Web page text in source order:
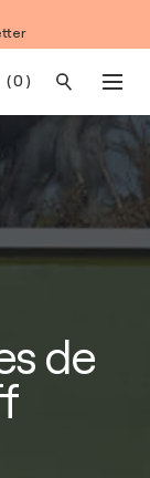
( 0 )
de